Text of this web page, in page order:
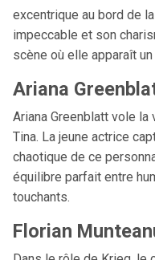
excentrique au bord de
impeccable et son
scène où elle apparaît un
Ariana
Ariana Greenblatt vole
Tina. La jeune actrice
chaotique de ce
équilibre parfait entre
touchants.
Florian